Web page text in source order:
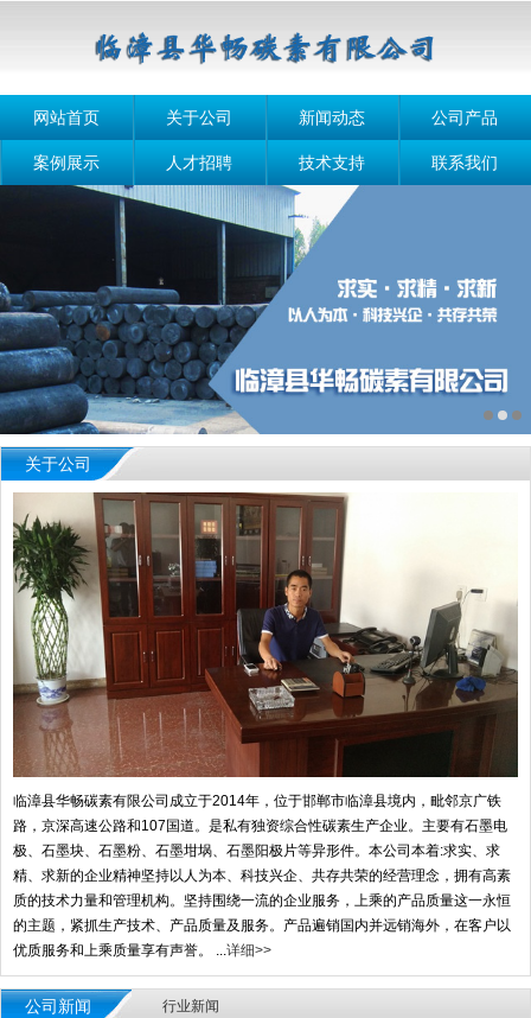
网站首页 关于公司 新闻动态 公司产品
案例展示 人才招聘 技术支持 联系我们
关于公司
临漳县华畅碳素有限公司成立于2014年，位于邯郸市临漳县境内，毗邻京广铁
路，京深高速公路和107国道。是私有独资综合性碳素生产企业。主要有石墨电
极、石墨块、石墨粉、石墨坩埚、石墨阳极片等异形件。本公司本着:求实、求
精、求新的企业精神坚持以人为本、科技兴企、共存共荣的经营理念，拥有高素
质的技术力量和管理机构。坚持围绕一流的企业服务，上乘的产品质量这一永恒
的主题，紧抓生产技术、产品质量及服务。产品遍销国内并远销海外，在客户以
优质服务和上乘质量享有声誉。 ...详细>>
公司新闻 行业新闻